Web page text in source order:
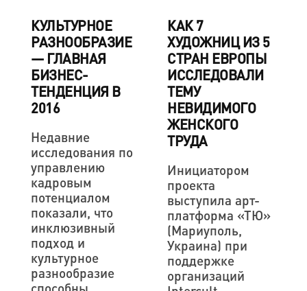
КУЛЬТУРНОЕ
РАЗНООБРАЗИЕ
— ГЛАВНАЯ
БИЗНЕС-
ТЕНДЕНЦИЯ В
2016
Недавние
исследования по
управлению
кадровым
потенциалом
показали, что
инклюзивный
подход и
культурное
разнообразие
КАК 7
ХУДОЖНИЦ ИЗ 5
СТРАН ЕВРОПЫ
ИССЛЕДОВАЛИ
ТЕМУ
НЕВИДИМОГО
ЖЕНСКОГО
ТРУДА
Инициатором
проекта
выступила арт-
платформа «ТЮ»
(Мариуполь,
Украина) при
поддержке
организаций